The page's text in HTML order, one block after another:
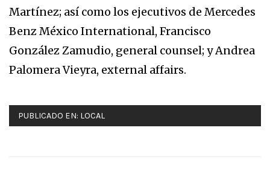
Martínez; así como los ejecutivos de Mercedes
Benz México International, Francisco
González Zamudio, general counsel; y Andrea
Palomera Vieyra, external affairs.
PUBLICADO EN: LOCAL